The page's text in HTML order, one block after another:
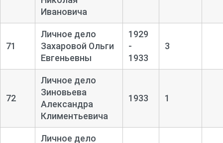
Ивановича
71
Личное дело
Захаровой Ольги
Евгеньевны
1929
-
1933
3
72
Личное дело
Зиновьева
Александра
Климентьевича
1933 1
Личное дело